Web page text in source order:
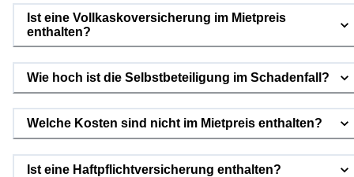
Ist eine Vollkaskoversicherung im Mietpreis
enthalten?
Wie hoch ist die Selbstbeteiligung im Schadenfall?
Welche Kosten sind nicht im Mietpreis enthalten?
Ist eine Haftpflichtversicherung enthalten?